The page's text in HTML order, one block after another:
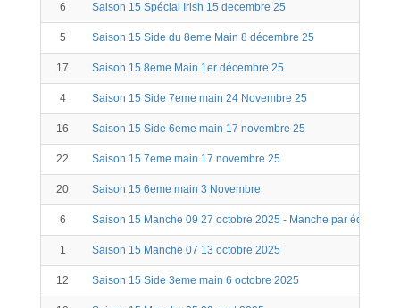
6 Saison 15 Spécial Irish 15 decembre 25
5 Saison 15 Side du 8eme Main 8 décembre 25
17 Saison 15 8eme Main 1er décembre 25
4 Saison 15 Side 7eme main 24 Novembre 25
16 Saison 15 Side 6eme main 17 novembre 25
22 Saison 15 7eme main 17 novembre 25
20 Saison 15 6eme main 3 Novembre
6 Saison 15 Manche 09 27 octobre 2025 - Manche par équipe
1 Saison 15 Manche 07 13 octobre 2025
12 Saison 15 Side 3eme main 6 octobre 2025